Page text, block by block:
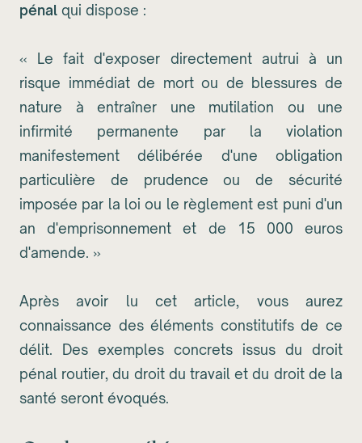
pénal qui dispose :
« Le fait d'exposer directement autrui à un
risque immédiat de mort ou de blessures de
nature à entraîner une mutilation ou une
infirmité permanente par la violation
manifestement délibérée d'une obligation
particulière de prudence ou de sécurité
imposée par la loi ou le règlement est puni d'un
an d'emprisonnement et de 15 000 euros
d'amende. »
Après avoir lu cet article, vous aurez
connaissance des éléments constitutifs de ce
délit. Des exemples concrets issus du droit
pénal routier, du droit du travail et du droit de la
santé seront évoqués.